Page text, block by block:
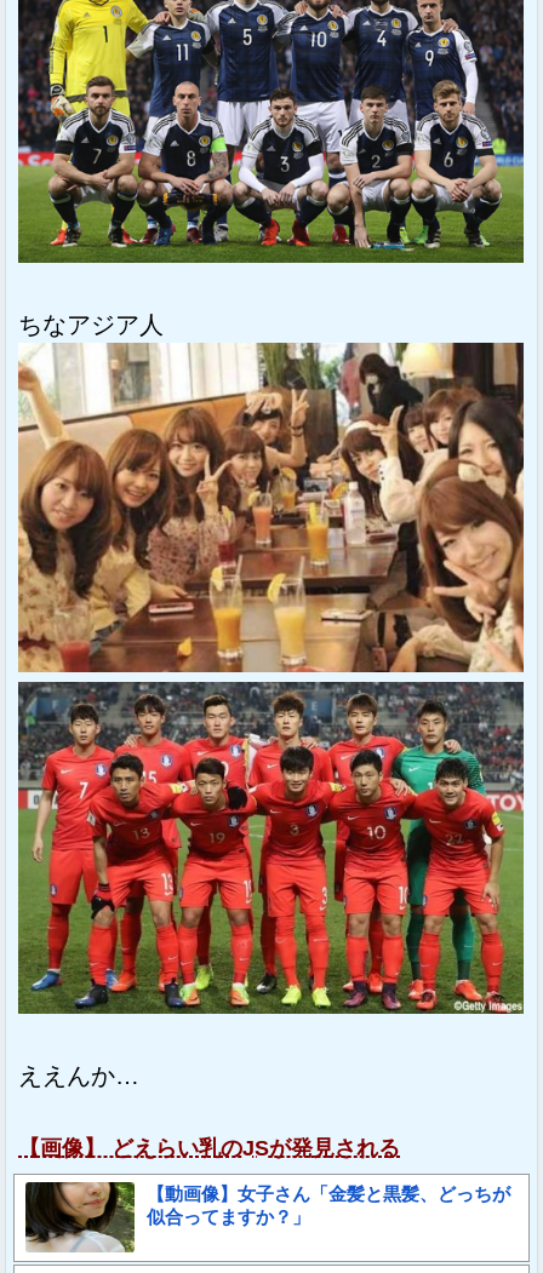
ちなアジア人
ええんか…
【画像】 どえらい乳のJSが発見される
【動画像】女子さん「金髪と黒髪、どっちが
似合ってますか？」